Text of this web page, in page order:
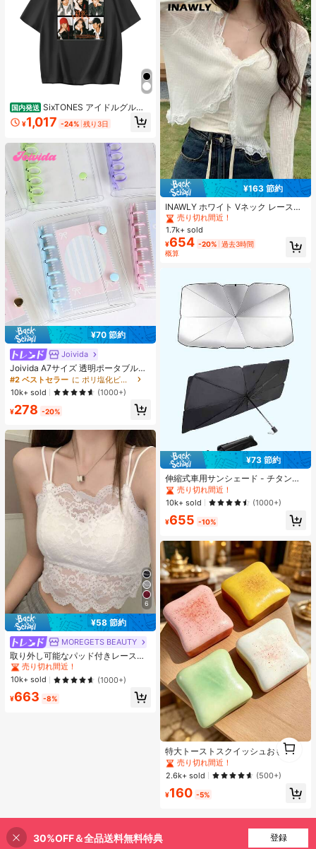
国内発送 SixTONES アイドルグルー
プ 記念デザイン 半袖 メンズ レディ
ース ゆったり 推し活グッズファン向
¥1,017 -24% 残り3日
¥70 節約
Joivida
Joivida A7サイズ 透明ポータブルフ
ァイルフォルダー ダブルスナップ
式、写真の保管に最適、フォトアル
バムとしても使用可能、文房具、ノ
ート、ステッカーブック、オフィス
用品、学校用品、新学期に
#2 ベストセラー
に ポリ塩化ビニル バインダー
10k+ sold
(1000+)
¥278 -20%
6
¥58 節約
MOREGETS BEAUTY
取り外し可能なパッド付きレースキ
ャミソール、多用途ノースリーブア
ンダーシャツ、女性向け、新学期、
クリスマス、春節、カジュアルホワ
イトサマー、シック&エレガント
#1 ベストセラー
に エレガント ノースリーブキャミソール
売り切れ間近！
#1 ベストセラー
売り切れ間近！
#1 ベストセラー
売り切れ間近！
#1 ベストセラー
に エレガント ノースリーブキャミソール
売り切れ間近！
10k+ sold (1000+)
¥663 -8%
¥163 節約
INAWLY ホワイト Vネック レースト
リム UVカット カバーアップ レディ
ース 夏用 薄手 キャミソール カバー
アップ ショール
#4 ベストセラー
ファブリック レディーストップス
売り切れ間近！
#4 ベストセラー
売り切れ間近！
#4 ベストセラー
売り切れ間近！
#4 ベストセラー
ファブリック レディーストップス
売り切れ間近！
1.7k+ sold
¥654 -20% 過去3時間
概算
¥73 節約
伸縮式車用サンシェード - チタンシ
ルバー素材、UVカット、簡単使用・
収納、素早い開閉、UV線を遮断、車
内温度を効果的に下げる、耐久性の
ある軽量設計、フロントウィンドウ
を完全にカバー、ロードトリップ
#1 ベストセラー に 自動車
売り切れ間近！
#1 ベストセラー に 自動車
売り切れ間近！
#1 ベストセラー に 自動車
売り切れ間近！
#1 ベストセラー
売り切れ間近！
10k+ sold (1000+)
¥655 -10%
特大トーストスクイッシュおもち
ゃ、超ソフトバタートーストストレ
ス解消スクイーズおもちゃ、ピン
ク、イエロー、ホワイト、グリーン
の4色展開、ストレス解消スクイッ
シュおもちゃ -- 誕生日やホリデーギ
最適、かわいい、気分を高める
#1 ベストセラー
に TPR ティーンエイジャー向けのスクイーズおもちゃ
売り切れ間近！
#1 ベストセラー
売り切れ間近！
#1 ベストセラー
売り切れ間近！
#1 ベストセラー
に TPR ティーンエイジャー向けのスクイーズおもちゃ
売り切れ間近！
2.6k+ sold (500+)
¥160 -5%
1
30%OFF＆全品送料無料特典 登録